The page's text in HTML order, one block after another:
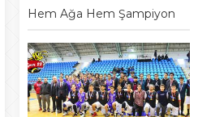
Hem Ağa Hem Şampiyon